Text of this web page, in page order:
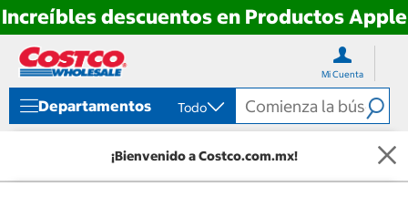
Increíbles descuentos en Productos Apple
directo
contenido
directo
menú
navegación
Mi Cuenta
Departamentos Todo
¡Bienvenido a Costco.com.mx!